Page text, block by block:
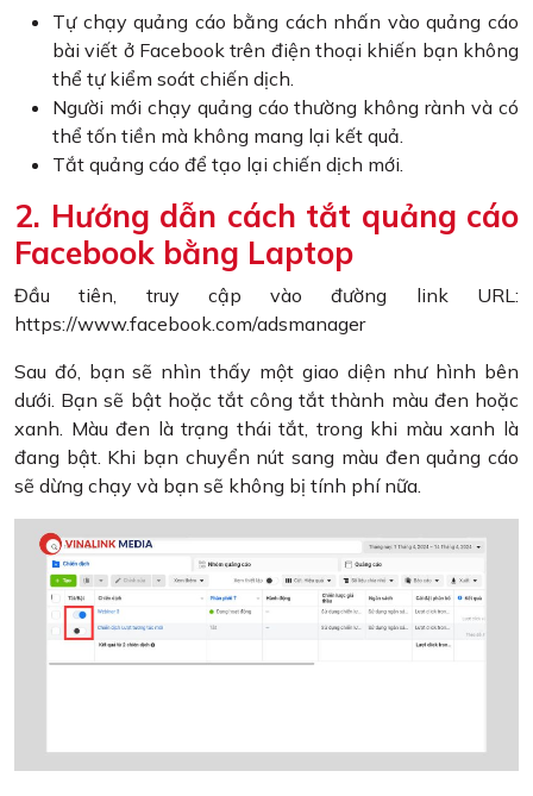
Tự chạy quảng cáo bằng cách nhấn vào quảng cáo
bài viết ở Facebook trên điện thoại khiến bạn không
thể tự kiểm soát chiến dịch.
Người mới chạy quảng cáo thường không rành và có
thể tốn tiền mà không mang lại kết quả.
Tắt quảng cáo để tạo lại chiến dịch mới.
2. Hướng dẫn cách tắt quảng cáo
Facebook bằng Laptop
Đầu tiên, truy cập vào đường link URL:
https://www.facebook.com/adsmanager
Sau đó, bạn sẽ nhìn thấy một giao diện như hình bên
dưới. Bạn sẽ bật hoặc tắt công tắt thành màu đen hoặc
xanh. Màu đen là trạng thái tắt, trong khi màu xanh là
đang bật. Khi bạn chuyển nút sang màu đen quảng cáo
sẽ dừng chạy và bạn sẽ không bị tính phí nữa.